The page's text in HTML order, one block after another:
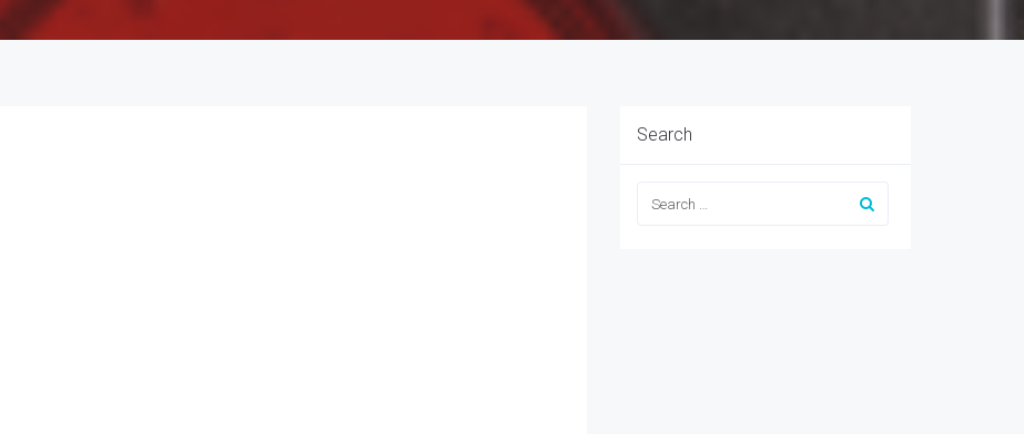
Search